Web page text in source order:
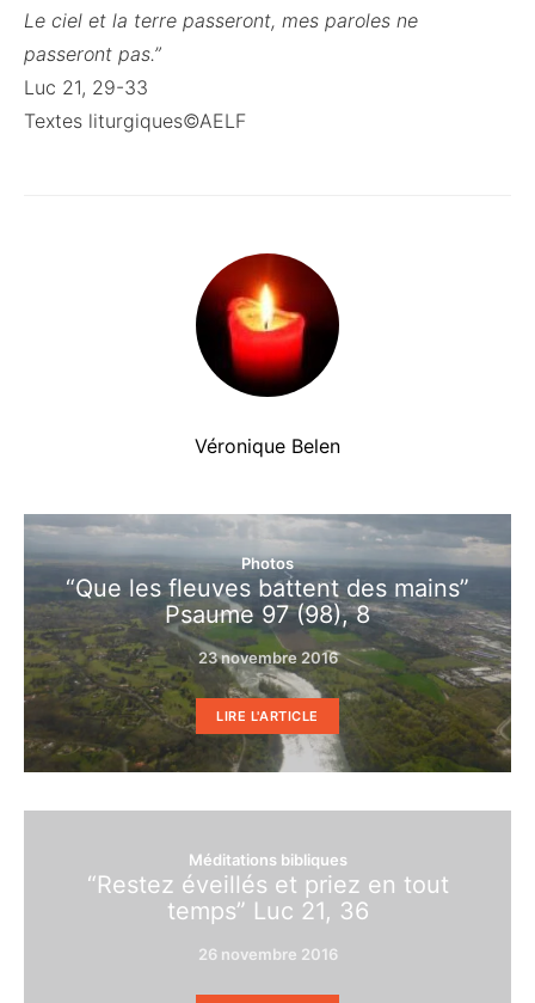
Le ciel et la terre passeront, mes paroles ne
passeront pas.”
Luc 21, 29-33
Textes liturgiques©AELF
Véronique Belen
Photos
“Que les fleuves battent des mains”
Psaume 97 (98), 8
23 novembre 2016
LIRE L'ARTICLE
Méditations bibliques
“Restez éveillés et priez en tout
temps” Luc 21, 36
26 novembre 2016